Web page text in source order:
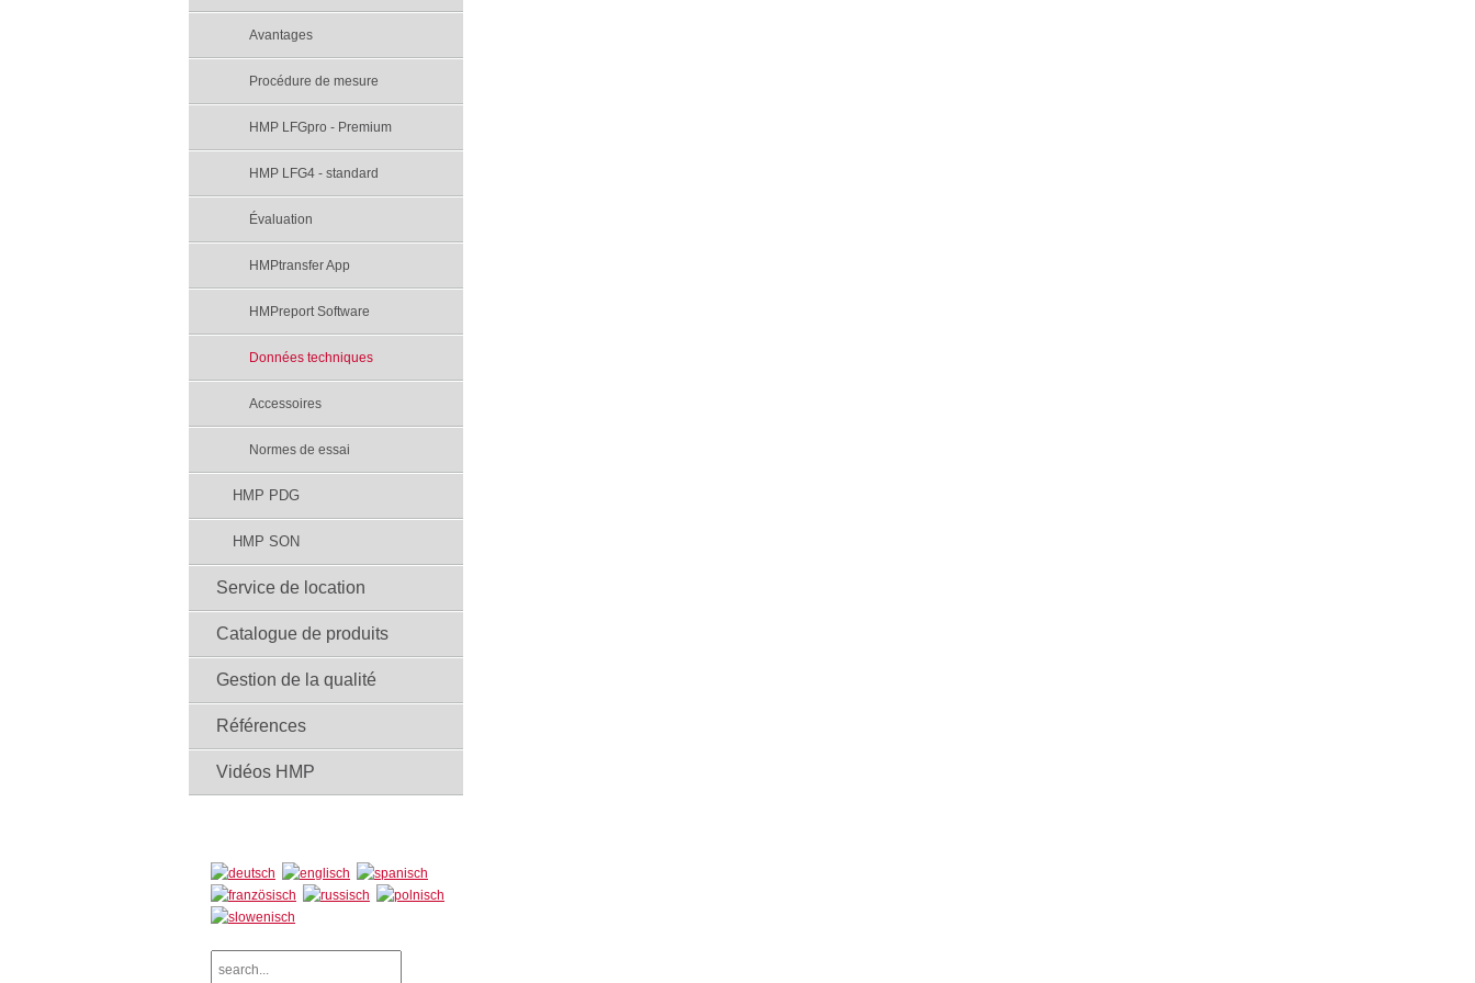
Avantages
Procédure de mesure
HMP LFGpro - Premium
HMP LFG4 - standard
Évaluation
HMPtransfer App
HMPreport Software
Données techniques
Accessoires
Normes de essai
HMP PDG
HMP SON
Service de location
Catalogue de produits
Gestion de la qualité
Références
Vidéos HMP